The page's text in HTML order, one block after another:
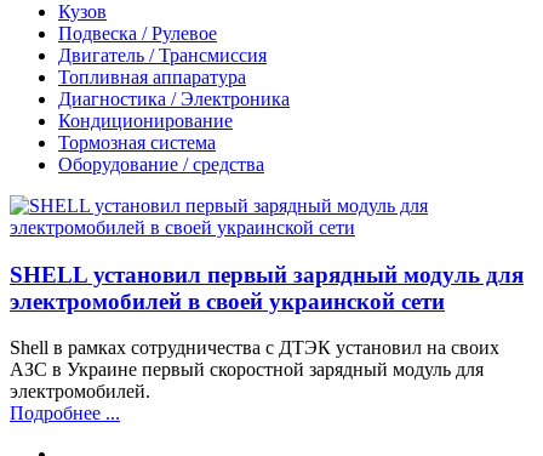
Кузов
Подвеска / Рулевое
Двигатель / Трансмиссия
Топливная аппаратура
Диагностика / Электроника
Кондиционирование
Тормозная система
Оборудование / средства
SHELL установил первый зарядный модуль для
электромобилей в своей украинской сети
Shell в рамках сотрудничества с ДТЭК установил на своих
АЗС в Украине первый скоростной зарядный модуль для
электромобилей.
Подробнее ...